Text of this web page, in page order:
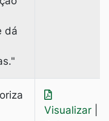
dá
Visualizar